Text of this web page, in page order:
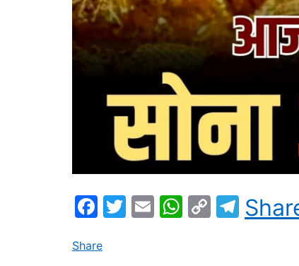
F
c
T
E
W C
T
el
Share